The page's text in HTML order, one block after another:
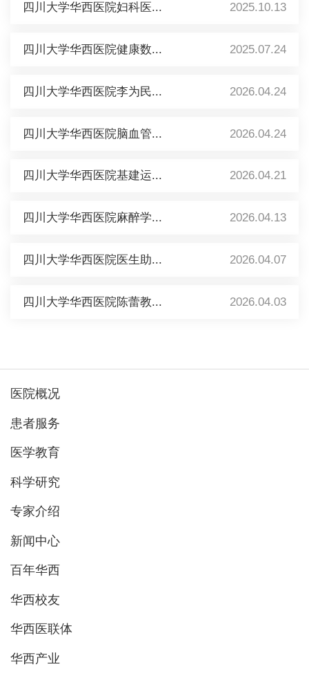
四川大学华西医院妇科医... 2025.10.13
四川大学华西医院健康数... 2025.07.24
四川大学华西医院李为民... 2026.04.24
四川大学华西医院脑血管... 2026.04.24
四川大学华西医院基建运... 2026.04.21
四川大学华西医院麻醉学... 2026.04.13
四川大学华西医院医生助... 2026.04.07
四川大学华西医院陈蕾教... 2026.04.03
医院概况
患者服务
医学教育
科学研究
专家介绍
新闻中心
百年华西
华西校友
华西医联体
华西产业